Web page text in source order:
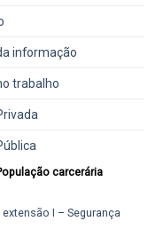
informação
trabalho
carcerária
I – Segurança